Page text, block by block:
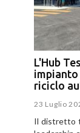
L'Hub
riciclo
23 Luglio
Il distretto